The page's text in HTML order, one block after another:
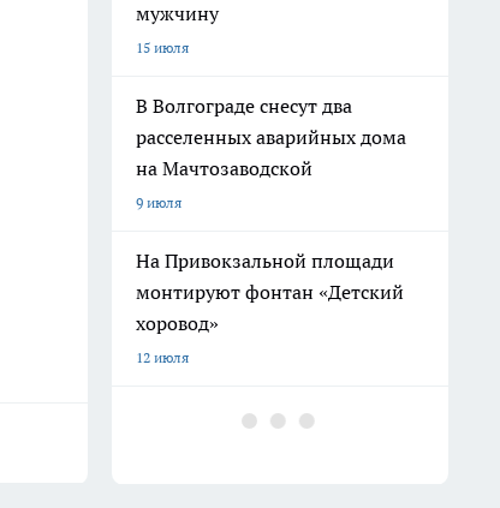
мужчину
15 июля
В Волгограде снесут два
расселенных аварийных дома
на Мачтозаводской
9 июля
На Привокзальной площади
монтируют фонтан «Детский
хоровод»
12 июля